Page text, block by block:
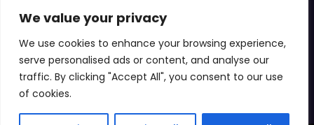
We value your privacy
We use cookies to enhance your browsing experience,
serve personalised ads or content, and analyse our
traffic. By clicking "Accept All", you consent to our use
of cookies.
Entries feed
Comments feed
WordPress.org